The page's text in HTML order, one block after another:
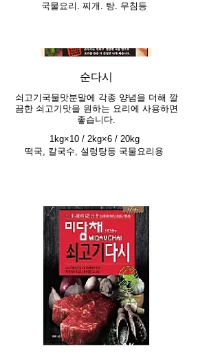
국물요리. 찌개. 탕. 무침등
순다시
쇠고기국물맛분말에 각종 양념을 더해 깔
끔한 쇠고기맛을 원하는 요리에 사용하면
좋습니다.
1kg×10 / 2kg×6 / 20kg
떡국, 칼국수, 설렁탕등 국물요리용